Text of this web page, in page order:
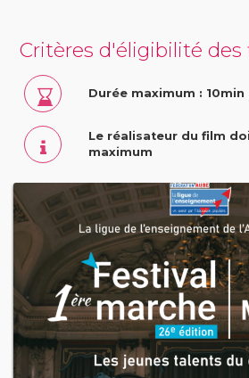
Critères d'éligibilité des
Durée maximum : 10min
Le réalisateur du film
maximum